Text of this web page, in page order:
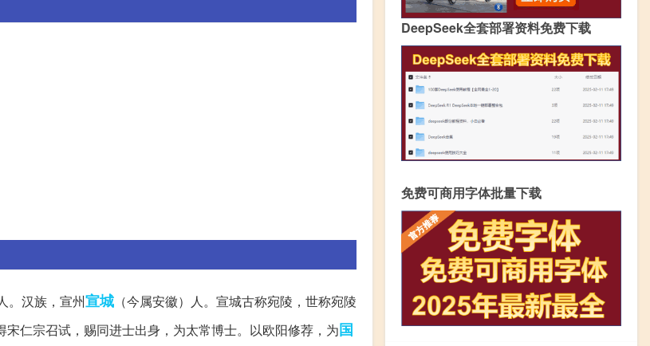
。汉族，宣州宣城 （今属安徽）人。宣城古称宛陵，世称宛陵
仁宗召试，赐同进士出身，为太常博士。以欧阳修荐，为国
DeepSeek全套部署资料免费下载
免费可商用字体批量下载